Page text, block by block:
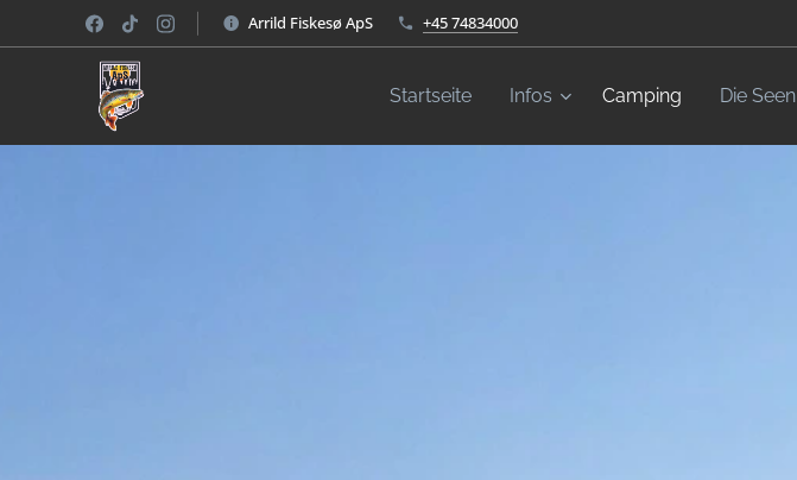
Arrild Fiskesø ApS +45 74834000
Startseite Infos Camping Die Seen